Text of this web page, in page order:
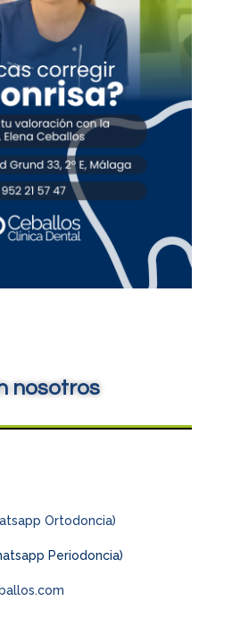
nosotros
Ortodoncia)
Periodoncia)